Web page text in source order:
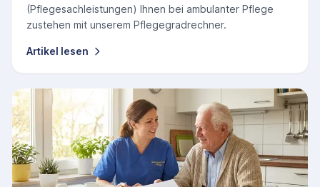
(Pflegesachleistungen) Ihnen bei ambulanter Pflege
zustehen mit unserem Pflegegradrechner.
Artikel lesen